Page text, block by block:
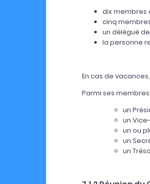
dix membres
cinq
un délégué
la personne
En cas de
Parmi ses
un
un
un ou
un
un